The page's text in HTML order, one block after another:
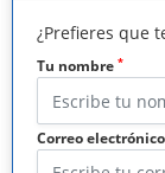
¿Prefieres que
Tu nombre *
Correo electrónico